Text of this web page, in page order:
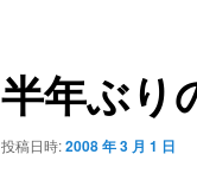
半年ぶり
投稿日時:2008 年 3 月 1 日